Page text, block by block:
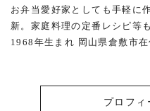
お弁当愛好家としても手軽に
新。家庭料理の定番レシピ等
1968年生まれ 岡山県倉敷市在
プロフィ